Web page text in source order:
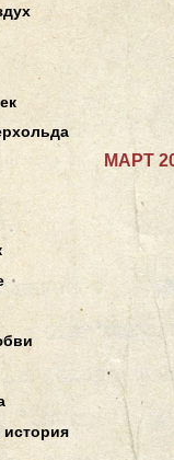
МАРТ